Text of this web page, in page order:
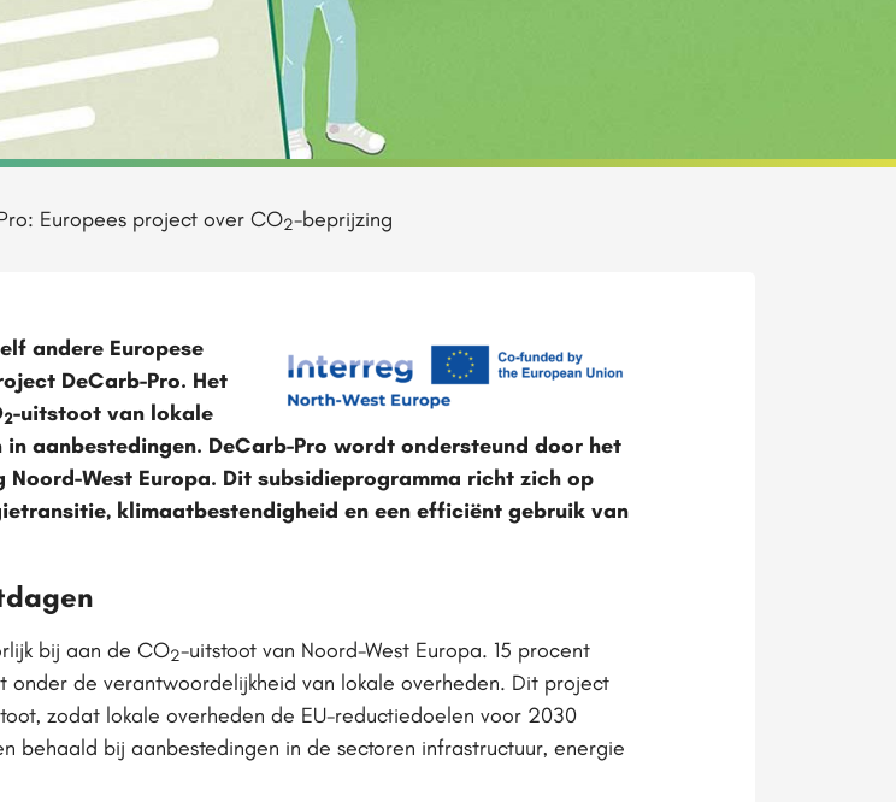
Europees project over CO2-beprijzing
andere Europese
DeCarb-Pro. Het
2-uitstoot van lokale
aanbestedingen. DeCarb-Pro wordt ondersteund door het
West Europa. Dit subsidieprogramma richt zich op
klimaatbestendigheid en een efficiënt gebruik van
bij aan de CO2-uitstoot van Noord-West Europa. 15 procent
onder de verantwoordelijkheid van lokale overheden. Dit project
zodat lokale overheden de EU-reductiedoelen voor 2030
behaald bij aanbestedingen in de sectoren infrastructuur, energie